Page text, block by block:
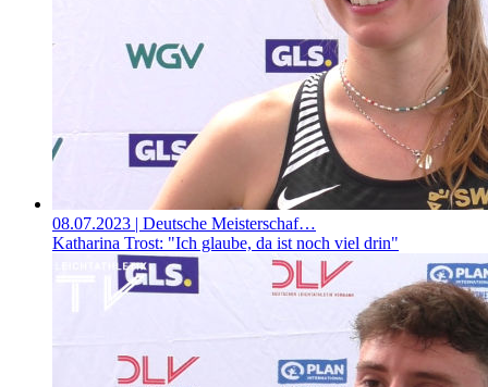
08.07.2023 | Deutsche Meisterschaf…
Katharina Trost: "Ich glaube, da ist noch viel drin"